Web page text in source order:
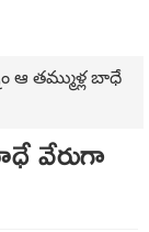
ఆ తమ్ముళ్ల బాధే
వేరుగా